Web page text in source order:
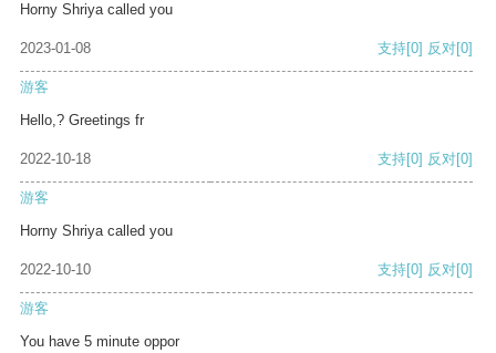
Horny Shriya called you
2023-01-08 支持[0] 反对[0]
游客
Hello,? Greetings fr
2022-10-18 支持[0] 反对[0]
游客
Horny Shriya called you
2022-10-10 支持[0] 反对[0]
游客
You have 5 minute oppor